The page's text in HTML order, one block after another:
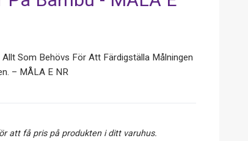
Som Behövs För Att Färdigställa Målningen
– MÅLA E NR
att få pris på produkten i ditt varuhus.